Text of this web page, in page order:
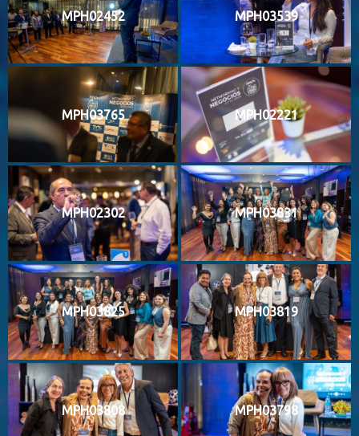
MPH02452 MPH03539
MPH03765 MPH02221
MPH02302 MPH03831
MPH03825 MPH03819
MPH03808 MPH03798